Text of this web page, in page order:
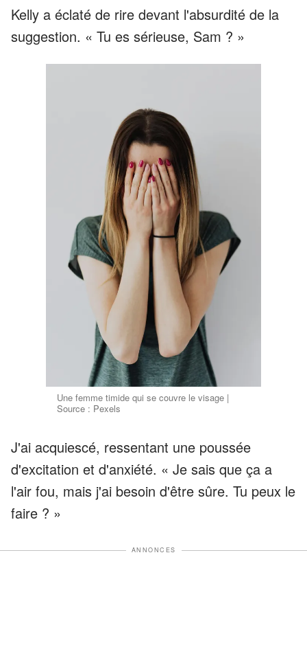
Kelly a éclaté de rire devant l'absurdité de la
suggestion. « Tu es sérieuse, Sam ? »
Une femme timide qui se couvre le visage |
Source : Pexels
J'ai acquiescé, ressentant une poussée
d'excitation et d'anxiété. « Je sais que ça a
l'air fou, mais j'ai besoin d'être sûre. Tu peux le
faire ? »
ANNONCES